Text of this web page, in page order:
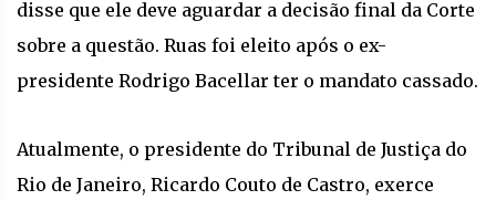
disse que ele deve aguardar a decisão final da Corte
sobre a questão. Ruas foi eleito após o ex-
presidente Rodrigo Bacellar ter o mandato cassado.
Atualmente, o presidente do Tribunal de Justiça do
Rio de Janeiro, Ricardo Couto de Castro, exerce